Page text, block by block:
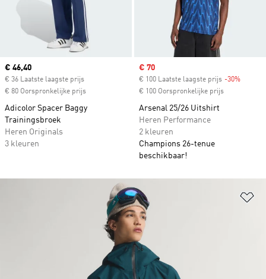
Current price
€ 46,40
€ 36 Laatste laagste prijs
€ 80 Oorspronkelijke prijs
Adicolor Spacer Baggy
Trainingsbroek
Heren Originals
3 kleuren
Sale price
€ 70
€ 100 Laatste laagste prijs -30%
€ 100 Oorspronkelijke prijs
Arsenal 25/26 Uitshirt
Heren Performance
2 kleuren
Champions 26-tenue
beschikbaar!